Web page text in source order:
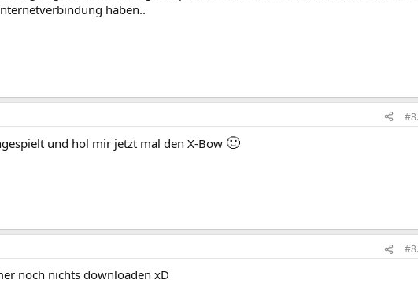
haben..
und hol mir jetzt mal den X-Bow 🙂
noch nichts downloaden xD